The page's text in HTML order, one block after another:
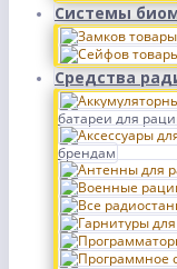
Системы
Средства
батареи для
брендам